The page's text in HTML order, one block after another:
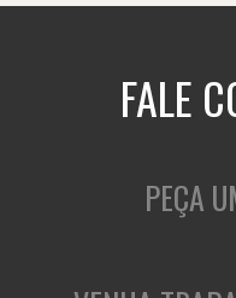
FALE
PEÇA